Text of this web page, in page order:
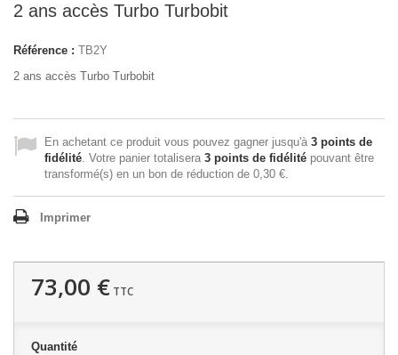
2 ans accès Turbo Turbobit
Référence : TB2Y
2 ans accès Turbo Turbobit
En achetant ce produit vous pouvez gagner jusqu'à 3 points de
fidélité. Votre panier totalisera 3 points de fidélité pouvant être
transformé(s) en un bon de réduction de 0,30 €.
Imprimer
73,00 € TTC
Quantité